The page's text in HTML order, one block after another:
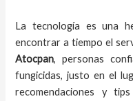
La tecnología es una
encontrar a tiempo el
Atocpan, personas
fungicidas, justo en el
recomendaciones y